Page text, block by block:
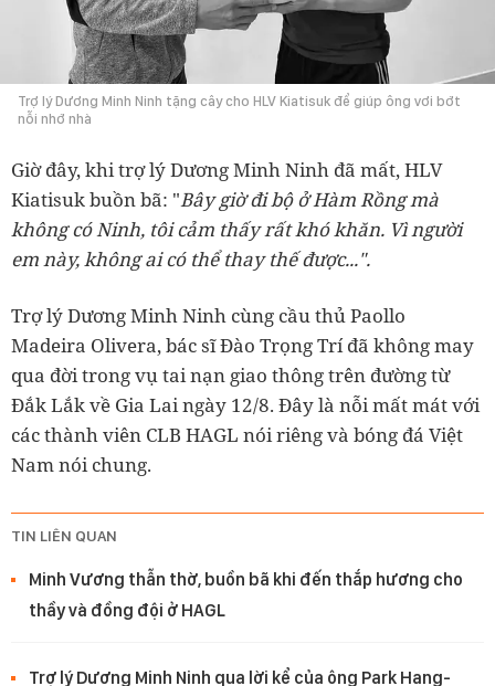
Trợ lý Dương Minh Ninh tặng cây cho HLV Kiatisuk để giúp ông vơi bớt
nỗi nhớ nhà
Giờ đây, khi trợ lý Dương Minh Ninh đã mất, HLV
Kiatisuk buồn bã: "Bây giờ đi bộ ở Hàm Rồng mà
không có Ninh, tôi cảm thấy rất khó khăn. Vì người
em này, không ai có thể thay thế được...".
Trợ lý Dương Minh Ninh cùng cầu thủ Paollo
Madeira Olivera, bác sĩ Đào Trọng Trí đã không may
qua đời trong vụ tai nạn giao thông trên đường từ
Đắk Lắk về Gia Lai ngày 12/8. Đây là nỗi mất mát với
các thành viên CLB HAGL nói riêng và bóng đá Việt
Nam nói chung.
TIN LIÊN QUAN
Minh Vương thẫn thờ, buồn bã khi đến thắp hương cho
thầy và đồng đội ở HAGL
Trợ lý Dương Minh Ninh qua lời kể của ông Park Hang-